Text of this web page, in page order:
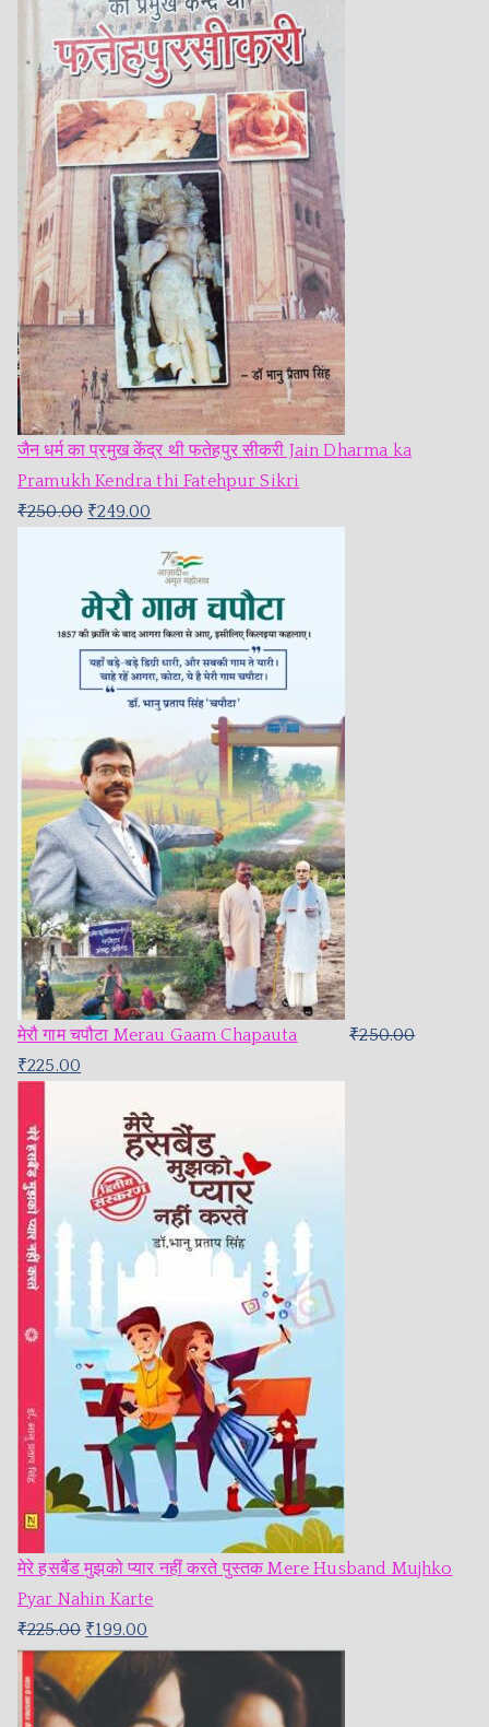
जैन धर्म का प्रमुख केंद्र थी फतेहपुर सीकरी Jain Dharma ka
Pramukh Kendra thi Fatehpur Sikri
₹250.00 ₹249.00
मेरौ गाम चपौटा Merau Gaam Chapauta ₹250.00
₹225.00
मेरे हसबैंड मुझको प्यार नहीं करते पुस्तक Mere Husband Mujhko
Pyar Nahin Karte
₹225.00 ₹199.00